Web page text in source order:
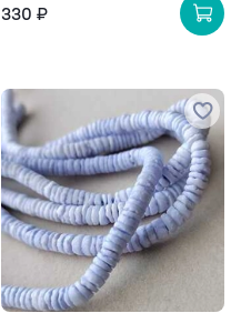
330 ₽